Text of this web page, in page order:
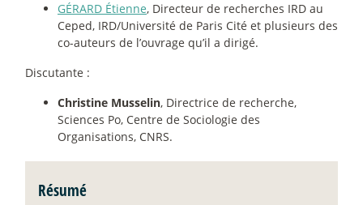
GÉRARD Étienne, Directeur de recherches IRD au
Ceped, IRD/Université de Paris Cité et plusieurs des
co-auteurs de l’ouvrage qu’il a dirigé.
Discutante :
Christine Musselin, Directrice de recherche,
Sciences Po, Centre de Sociologie des
Organisations, CNRS.
Résumé